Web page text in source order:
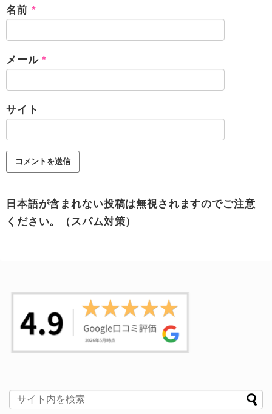
名前 *
メール*
サイト
日本語が含まれない投稿は無視されますのでご注意
ください。（スパム対策）